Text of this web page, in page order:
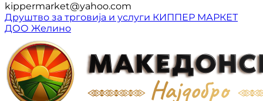
kippermarket@yahoo.com
Друштво за трговија и услуги КИППЕР МАРКЕТ
ДОО Желино